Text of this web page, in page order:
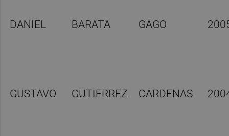
DANIEL BARATA GAGO
GUSTAVO GUTIERREZ CARDENAS